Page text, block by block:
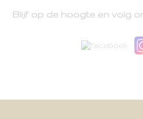
Blijf op de hoogte en volg